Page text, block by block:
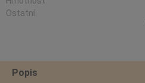
Ostatní
Popis